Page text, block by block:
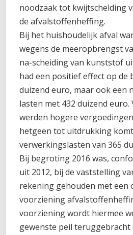
noodzaak tot kwijtschelding
de afvalstoffenheffing.
Bij het huishoudelijk afval
wegens de meeropbrengst
na-scheiding van kunststof
had een positief effect op de
duizend euro, maar ook een
lasten met 432 duizend
werden hogere
hetgeen tot uitdrukking
verwerkingslasten van 365
Bij begroting 2016 was,
uit 2012, bij de vaststelling
rekening gehouden met een
voorziening
voorziening wordt hiermee
gewenste peil